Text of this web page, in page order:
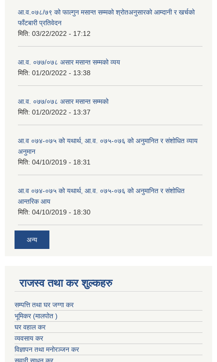
आ.व.०७८/७९ को फाल्गुन मसान्त सम्मको श्रोतअनुसारको आम्दानी र खर्चको
फाँटबारी प्रतिवेदन
मिति: 03/22/2022 - 17:12
आ.व. ०७७/०७८ असार मसान्त सम्मको व्यय
मिति: 01/20/2022 - 13:38
आ.व. ०७७/०७८ असार मसान्त सम्मको
मिति: 01/20/2022 - 13:37
आ.व ०७४-०७५ को यथार्थ, आ.व. ०७५-०७६ को अनुमानित र संशोधित व्याय
अनुमान
मिति: 04/10/2019 - 18:31
आ.व ०७४-०७५ को यथार्थ, आ.व. ०७५-०७६ को अनुमानित र संशोधित
आन्तरिक आय
मिति: 04/10/2019 - 18:30
अन्य
राजस्व तथा कर शुल्कहरु
सम्पत्ति तथा घर जग्गा कर
भूमिकर (मालपोत )
घर वहाल कर
व्यवसाय कर
विज्ञापन तथा मनोरञ्जन कर